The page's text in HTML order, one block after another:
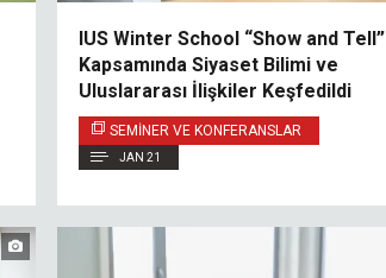
IUS Winter School “Show and Tell”
Kapsamında Siyaset Bilimi ve
Uluslararası İlişkiler Keşfedildi
SEMINER VE KONFERANSLAR
JAN 21